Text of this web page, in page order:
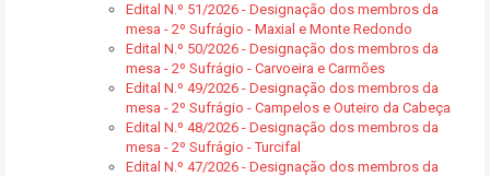
Edital N.º 51/2026 - Designação dos membros da
mesa - 2º Sufrágio - Maxial e Monte Redondo
Edital N.º 50/2026 - Designação dos membros da
mesa - 2º Sufrágio - Carvoeira e Carmões
Edital N.º 49/2026 - Designação dos membros da
mesa - 2º Sufrágio - Campelos e Outeiro da Cabeça
Edital N.º 48/2026 - Designação dos membros da
mesa - 2º Sufrágio - Turcifal
Edital N.º 47/2026 - Designação dos membros da